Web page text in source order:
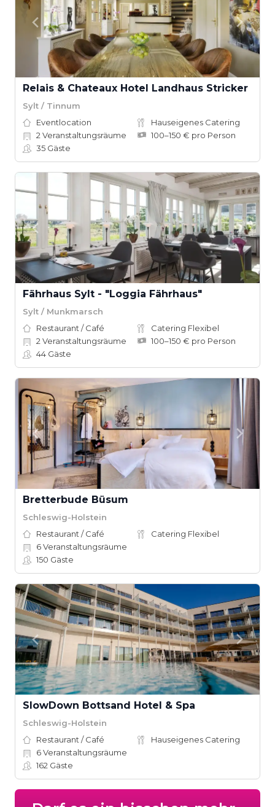
Relais & Chateaux Hotel Landhaus Stricker
Sylt / Tinnum
Eventlocation
Hauseigenes Catering
2 Veranstaltungsräume
100–150 € pro Person
35 Gäste
Fährhaus Sylt - "Loggia Fährhaus"
Sylt / Munkmarsch
Restaurant / Café
Catering Flexibel
2 Veranstaltungsräume
100–150 € pro Person
44 Gäste
Bretterbude Büsum
Schleswig-Holstein
Restaurant / Café
Catering Flexibel
6Veranstaltungsräume
150 Gäste
SlowDown Bottsand Hotel & Spa
Schleswig-Holstein
Restaurant / Café
Hauseigenes Catering
6Veranstaltungsräume
162 Gäste